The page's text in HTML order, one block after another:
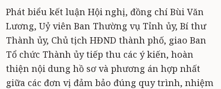
Phát biểu kết luận Hội nghị, đồng chí Bùi Văn
Lương, Uỷ viên Ban Thường vụ Tỉnh ủy, Bí thư
Thành ủy, Chủ tịch HĐND thành phố, giao Ban
Tổ chức Thành ủy tiếp thu các ý kiến, hoàn
thiện nội dung hồ sơ và phương án hợp nhất
giữa các đơn vị đảm bảo đúng quy trình, nhiệm